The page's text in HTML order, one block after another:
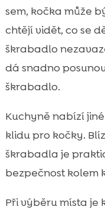
sem, kočka může
chtějí vidět, co se
škrabadlo
dá snadno
škrabadlo.
Kuchyně nabízí
klidu pro kočky.
škrabadla je
bezpečnost kolem
Při výběru místa je